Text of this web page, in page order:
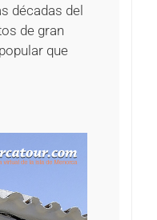
décadas del
de gran
que